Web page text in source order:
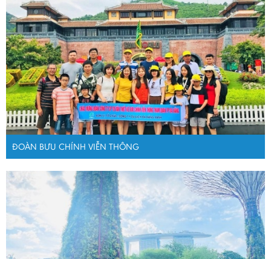
ĐOÀN BƯU CHÍNH VIỄN THÔNG